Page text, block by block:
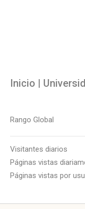
Inicio |
Rango Global
Visitantes diarios
Páginas vistas
Páginas vistas por